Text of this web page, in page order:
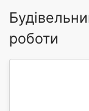
роботи